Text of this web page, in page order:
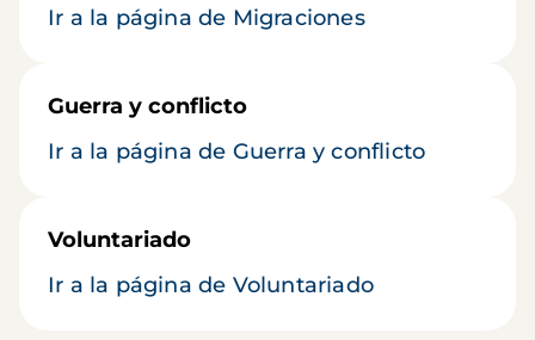
Ir a la página de Migraciones
Guerra y conflicto
Ir a la página de Guerra y conflicto
Voluntariado
Ir a la página de Voluntariado